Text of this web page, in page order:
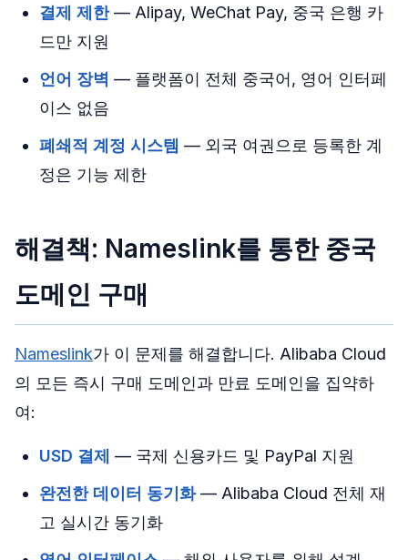
결제 제한— Alipay, WeChat Pay, 중국 은행 카
드만 지원
언어 장벽 — 플랫폼이 전체 중국어, 영어 인터페
이스 없음
폐쇄적 계정 시스템 — 외국 여권으로 등록한 계
정은 기능 제한
해결책: Nameslink를 통한 중국
도메인 구매
Nameslink가 이 문제를 해결합니다. Alibaba Cloud
의 모든 즉시 구매 도메인과 만료 도메인을 집약하
여:
USD 결제 — 국제 신용카드 및 PayPal 지원
완전한 데이터 동기화— Alibaba Cloud 전체 재
고 실시간 동기화